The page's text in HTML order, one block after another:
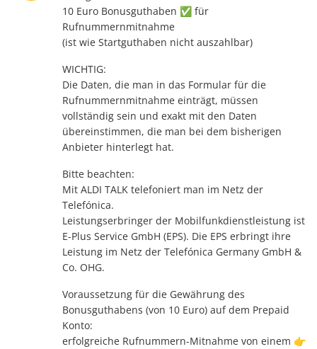
10 Euro Bonusguthaben ✅ für
Rufnummernmitnahme
(ist wie Startguthaben nicht auszahlbar)
WICHTIG:
Die Daten, die man in das Formular für die
Rufnummernmitnahme einträgt, müssen
vollständig sein und exakt mit den Daten
übereinstimmen, die man bei dem bisherigen
Anbieter hinterlegt hat.
Bitte beachten:
Mit ALDI TALK telefoniert man im Netz der
Telefónica.
Leistungserbringer der Mobilfunkdienstleistung ist
E-Plus Service GmbH (EPS). Die EPS erbringt ihre
Leistung im Netz der Telefónica Germany GmbH &
Co. OHG.
Voraussetzung für die Gewährung des
Bonusguthabens (von 10 Euro) auf dem Prepaid
Konto:
erfolgreiche Rufnummern-Mitnahme von einem 👉